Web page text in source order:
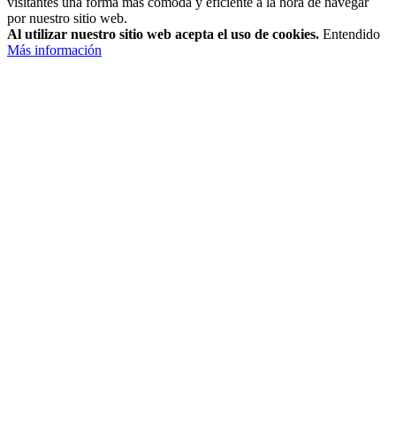
por nuestro sitio web.
Al utilizar nuestro sitio web acepta el uso de cookies. Entendido
Más información